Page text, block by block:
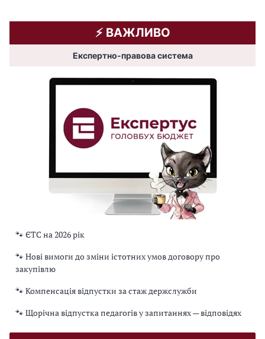
⚡️ ВАЖЛИВО
Експертно-правова система
🐾 ЄТС на 2026 рік
🐾 Нові вимоги до зміни істотних умов договору про
закупівлю
🐾 Компенсація відпустки за стаж держслужби
🐾 Щорічна відпустка педагогів у запитаннях — відповідях